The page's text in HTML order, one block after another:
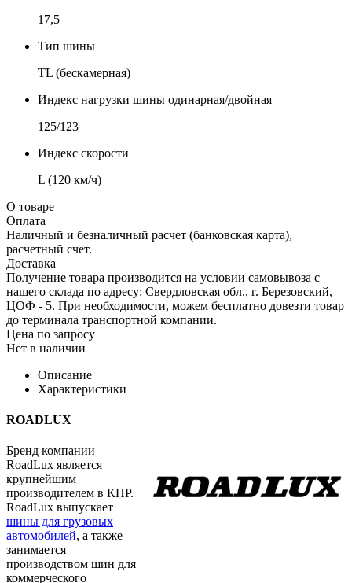
17,5
Тип шины
TL (бескамерная)
Индекс нагрузки шины одинарная/двойная
125/123
Индекс скорости
L (120 км/ч)
О товаре
Оплата
Наличный и безналичный расчет (банковская карта),
расчетный счет.
Доставка
Получение товара производится на условии самовывоза с
нашего склада по адресу: Свердловская обл., г. Березовский,
ЦОФ - 5. При необходимости, можем бесплатно довезти товар
до терминала транспортной компании.
Цена по запросу
Нет в наличии
Описание
Характеристики
ROADLUX
Бренд компании
RoadLux является
крупнейшим
производителем в КНР.
RoadLux выпускает
шины для грузовых
автомобилей, а также
занимается
производством шин для
коммерческого